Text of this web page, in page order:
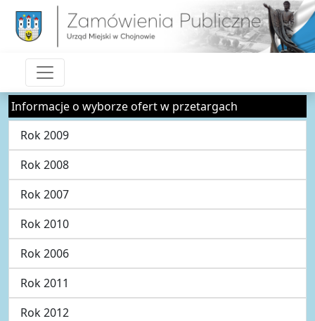
Informacje o wyborze ofert w przetargach
Rok 2009
Rok 2008
Rok 2007
Rok 2010
Rok 2006
Rok 2011
Rok 2012